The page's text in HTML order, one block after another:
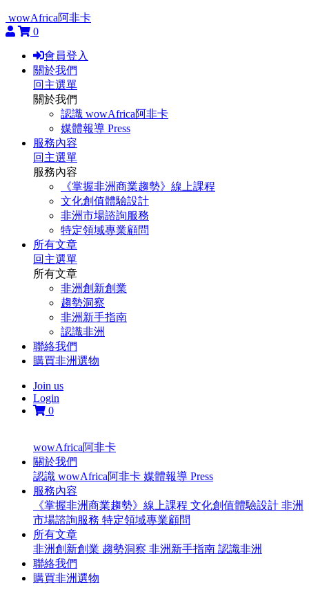
wowAfrica阿非卡
0
會員登入
關於我們
回主選單
關於我們
認識 wowAfrica阿非卡
媒體報導 Press
服務內容
回主選單
服務內容
《掌握非洲商業趨勢》線上課程
文化創值體驗設計
非洲市場諮詢服務
特定領域專業顧問
所有文章
回主選單
所有文章
非洲創新創業
趨勢洞察
非洲新手指南
認識非洲
聯絡我們
購買非洲選物
Join us
Login
0
wowAfrica阿非卡
關於我們
認識 wowAfrica阿非卡 媒體報導 Press
服務內容
《掌握非洲商業趨勢》線上課程 文化創值體驗設計 非洲
市場諮詢服務 特定領域專業顧問
所有文章
非洲創新創業 趨勢洞察 非洲新手指南 認識非洲
聯絡我們
購買非洲選物